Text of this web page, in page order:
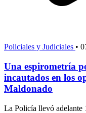
Policiales y Judiciales •
Una espirometría
incautados en los
Maldonado
La Policía llevó adelante